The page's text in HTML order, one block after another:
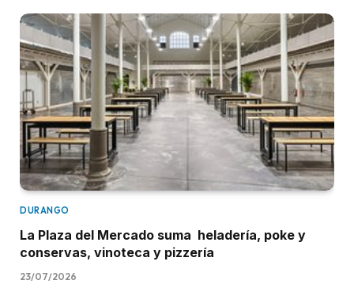
DURANGO
La Plaza del Mercado suma heladería, poke y
conservas, vinoteca y pizzería
23/07/2026